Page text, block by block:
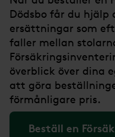
Dödsbo får du
ersättningar som
faller mellan
överblick över dina
att göra
förmånligare pris.
Beställ en